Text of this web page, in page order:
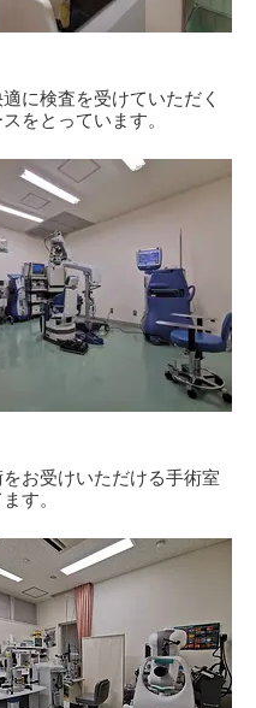
に検査を受けていただく
をとっています。
お受けいただける手術室
す。